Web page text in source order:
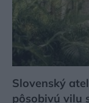
Slovenský
pôsobivú vilu